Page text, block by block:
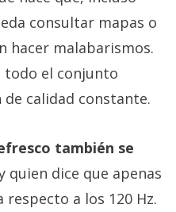
consultar mapas o
hacer malabarismos.
todo el conjunto
calidad constante.
también se
quien dice que apenas
a los 120 Hz.